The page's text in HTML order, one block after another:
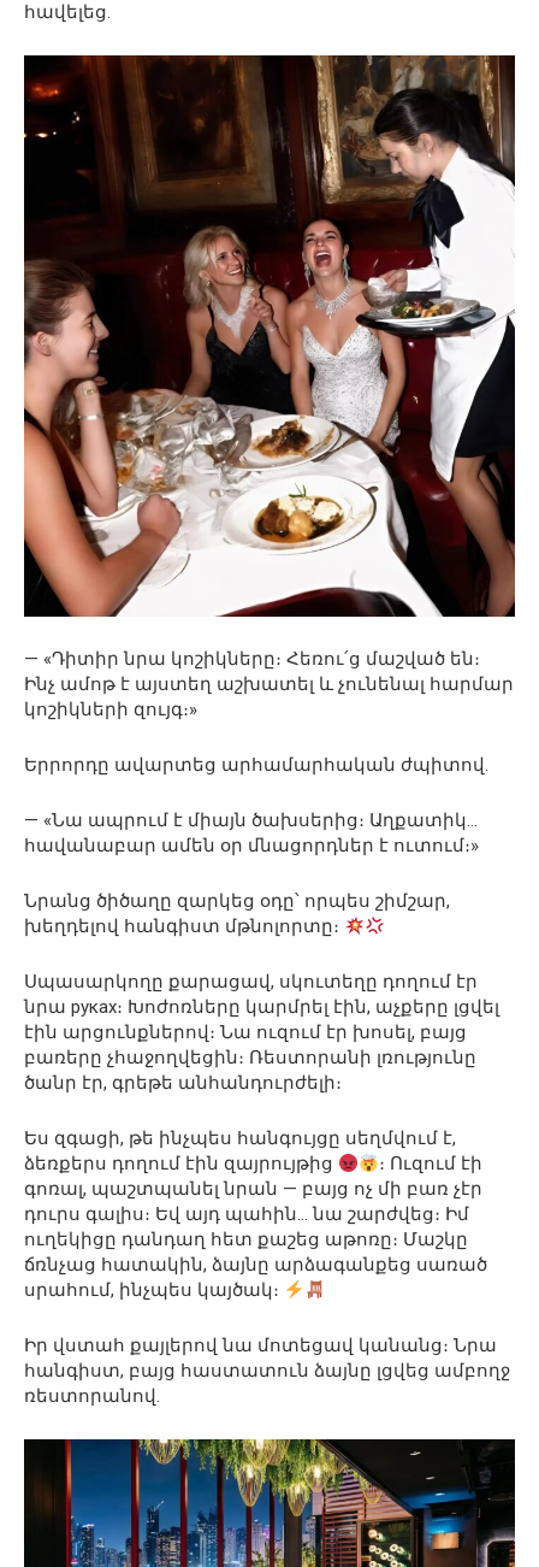
հավելեց.
— «Դիտիր նրա կոշիկները։ Հեռու՛ց մաշված են։
Ինչ ամոթ է այստեղ աշխատել և չունենալ հարմար
կոշիկների զույգ։»
Երրորդը ավարտեց արհամարհական ժպիտով.
— «Նա ապրում է միայն ծախսերից։ Աղքատիկ…
հավանաբար ամեն օր մնացորդներ է ուտում։»
Նրանց ծիծաղը զարկեց օդը՝ որպես շիմշար,
խեղդելով հանգիստ մթնոլորտը։
Սպասարկողը քարացավ, սկուտեղը դողում էր
նրա руках։ Խոժոռները կարմրել էին, աչքերը լցվել
էին արցունքներով։ Նա ուզում էր խոսել, բայց
բառերը չհաջողվեցին։ Ռեստորանի լռությունը
ծանր էր, գրեթե անհանդուրժելի։
Ես զգացի, թե ինչպես հանգույցը սեղմվում է,
ձեռքերս դողում էին զայրույթից
։ Ուզում էի
գոռալ, պաշտպանել նրան — բայց ոչ մի բառ չէր
դուրս գալիս։ Եվ այդ պահին… նա շարժվեց։ Իմ
ուղեկիցը դանդաղ հետ քաշեց աթոռը։ Մաշկը
ճռնչաց հատակին, ձայնը արձագանքեց սառած
սրահում, ինչպես կայծակ։
Իր վստահ քայլերով նա մոտեցավ կանանց։ Նրա
հանգիստ, բայց հաստատուն ձայնը լցվեց ամբողջ
ռեստորանով.